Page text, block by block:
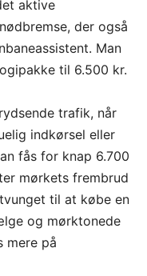
aktive
der også
Man
til 6.500 kr.
trafik, når
indkørsel eller
fås for knap 6.700
mørkets frembrud
til at købe en
og mørktonede
mere på